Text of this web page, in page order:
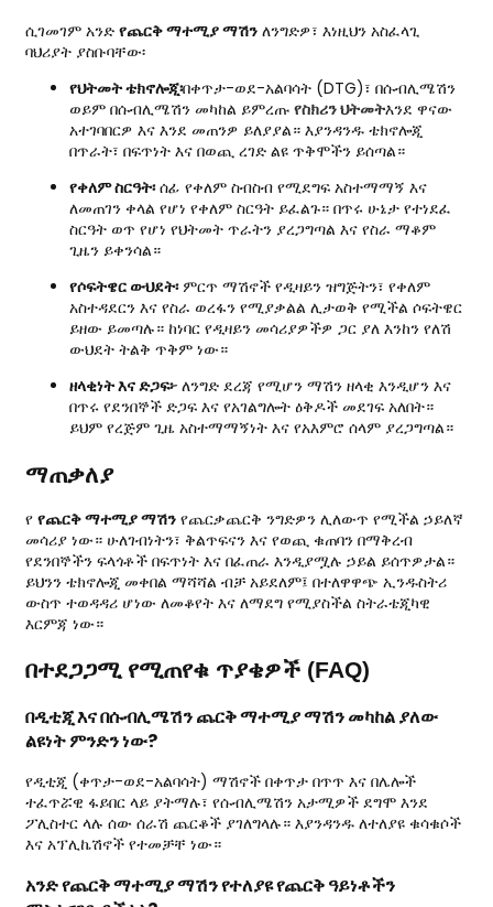
ሲገመገም አንድ የጨርቅ ማተሚያ ማሽንለንግድዎ፣ እነዚህን አስፈላጊ
ባህሪያት ያስቡባቸው፡
የህትመት ቴክኖሎጂ፡በቀጥታ-ወደ-አልባሳት (DTG)፣ በሱብሊሜሽን
ወይም በሱብሊሜሽን መካከል ይምረጡ የስክሪን ህትመትእንደ ዋናው
አተገባበርዎ እና እንደ መጠንዎ ይለያያል። እያንዳንዱ ቴክኖሎጂ
በጥራት፣ በፍጥነት እና በወጪ ረገድ ልዩ ጥቅሞችን ይሰጣል።
የቀለም ስርዓት፡ሰፊ የቀለም ስብስብ የሚደግፍ አስተማማኝ እና
ለመጠገን ቀላል የሆነ የቀለም ስርዓት ይፈልጉ። በጥሩ ሁኔታ የተነደፈ
ስርዓት ወጥ የሆነ የህትመት ጥራትን ያረጋግጣል እና የስራ ማቆም
ጊዜን ይቀንሳል።
የሶፍትዌር ውህደት፡ምርጥ ማሽኖች የዲዛይን ዝግጅትን፣ የቀለም
አስተዳደርን እና የስራ ወረፋን የሚያቃልል ሊታወቅ የሚችል ሶፍትዌር
ይዘው ይመጣሉ። ከነባር የዲዛይን መሳሪያዎችዎ ጋር ያለ እንከን የለሽ
ውህደት ትልቅ ጥቅም ነው።
ዘላቂነት እና ድጋፍ፦ለንግድ ደረጃ የሚሆን ማሽን ዘላቂ እንዲሆን እና
በጥሩ የደንበኞች ድጋፍ እና የአገልግሎት ዕቅዶች መደገፍ አለበት።
ይህም የረጅም ጊዜ አስተማማኝነት እና የአእምሮ ሰላም ያረጋግጣል።
ማጠቃለያ
የ የጨርቅ ማተሚያ ማሽንየጨርቃጨርቅ ንግድዎን ሊለውጥ የሚችል ኃይለኛ
መሳሪያ ነው። ሁለገብነትን፣ ቅልጥፍናን እና የወጪ ቁጠባን በማቅረብ
የደንበኞችን ፍላጎቶች በፍጥነት እና በፈጠራ እንዲያሟሉ ኃይል ይሰጥዎታል።
ይህንን ቴክኖሎጂ መቀበል ማሻሻል ብቻ አይደለም፤ በተለዋዋጭ ኢንዱስትሪ
ውስጥ ተወዳዳሪ ሆነው ለመቆየት እና ለማደግ የሚያስችል ስትራቴጂካዊ
እርምጃ ነው።
በተደጋጋሚ የሚጠየቁ ጥያቄዎች (FAQ)
በዲቲጂ እና በሱብሊሜሽን ጨርቅ ማተሚያ ማሽን መካከል ያለው
ልዩነት ምንድን ነው?
የዲቲጂ (ቀጥታ-ወደ-አልባሳት) ማሽኖች በቀጥታ በጥጥ እና በሌሎች
ተፈጥሯዊ ፋይበር ላይ ያትማሉ፣ የሱብሊሜሽን አታሚዎች ደግሞ እንደ
ፖሊስተር ላሉ ሰው ሰራሽ ጨርቆች ያገለግላሉ። እያንዳንዱ ለተለያዩ ቁሳቁሶች
እና አፕሊኬሽኖች የተመቻቸ ነው።
አንድ የጨርቅ ማተሚያ ማሽን የተለያዩ የጨርቅ ዓይነቶችን